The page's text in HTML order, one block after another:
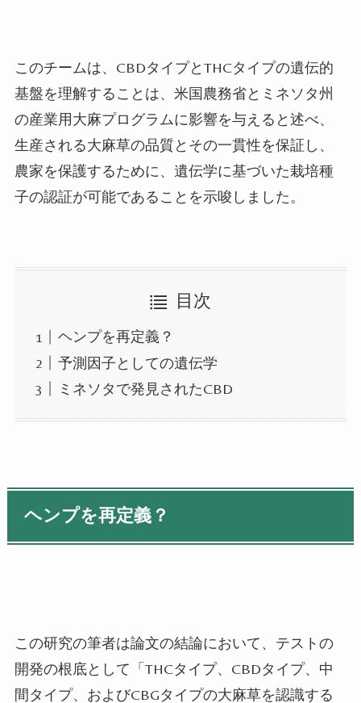
このチームは、CBDタイプとTHCタイプの遺伝的
基盤を理解することは、米国農務省とミネソタ州
の産業用大麻プログラムに影響を与えると述べ、
生産される大麻草の品質とその一貫性を保証し、
農家を保護するために、遺伝学に基づいた栽培種
子の認証が可能であることを示唆しました。
目次
ヘンプを再定義？
予測因子としての遺伝学
ミネソタで発見されたCBD
ヘンプを再定義？
この研究の筆者は論文の結論において、テストの
開発の根底として「THCタイプ、CBDタイプ、中
間タイプ、およびCBGタイプの大麻草を認識する